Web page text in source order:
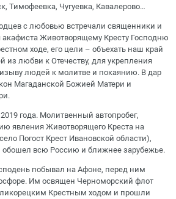
Тимофеевка, Чугуевка, Кавалерово…
с любовью встречали священники и
Животворящему Кресту Господню
ходе, его цели – объехать наш край
из любви к Отечеству, для укрепления
людей к молитве и покаянию. В дар
Магаданской Божией Матери и
года. Молитвенный автопробег,
явления Животворящего Креста на
Погост Крест Ивановской области),
обошел всю Россию и ближнее зарубежье.
побывал на Афоне, перед ним
Им освящен Черноморский флот
Крестным ходом и прошли